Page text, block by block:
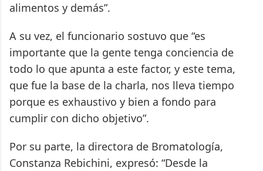
alimentos y demás”.
A su vez, el funcionario sostuvo que “es
importante que la gente tenga conciencia de
todo lo que apunta a este factor, y este tema,
que fue la base de la charla, nos lleva tiempo
porque es exhaustivo y bien a fondo para
cumplir con dicho objetivo”.
Por su parte, la directora de Bromatología,
Constanza Rebichini, expresó: “Desde la